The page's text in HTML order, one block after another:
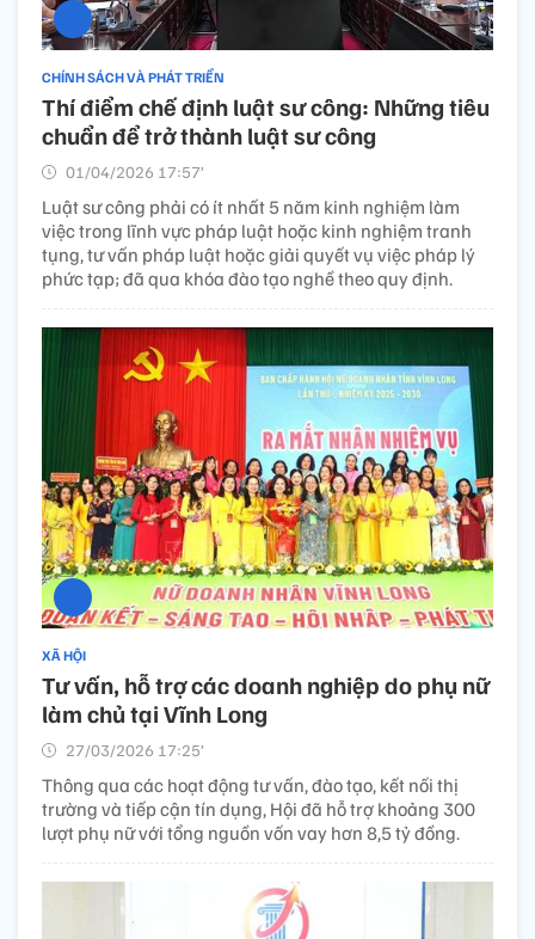
CHÍNH SÁCH VÀ PHÁT TRIỂN
Thí điểm chế định luật sư công: Những tiêu
chuẩn để trở thành luật sư công
01/04/2026 17:57’
Luật sư công phải có ít nhất 5 năm kinh nghiệm làm
việc trong lĩnh vực pháp luật hoặc kinh nghiệm tranh
tụng, tư vấn pháp luật hoặc giải quyết vụ việc pháp lý
phức tạp; đã qua khóa đào tạo nghề theo quy định.
XÃ HỘI
Tư vấn, hỗ trợ các doanh nghiệp do phụ nữ
làm chủ tại Vĩnh Long
27/03/2026 17:25’
Thông qua các hoạt động tư vấn, đào tạo, kết nối thị
trường và tiếp cận tín dụng, Hội đã hỗ trợ khoảng 300
lượt phụ nữ với tổng nguồn vốn vay hơn 8,5 tỷ đồng.